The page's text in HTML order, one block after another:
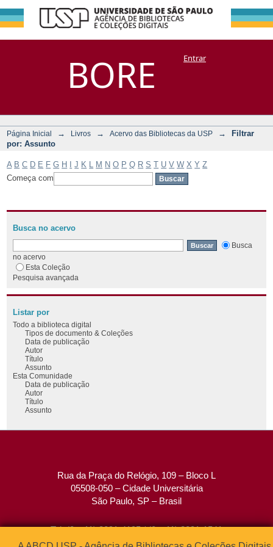
BORE
Filtrar por:
Assunto
DSpace/Manakin + CoriscoEntrar
Página Inicial → Livros → Acervo das Bibliotecas da USP →
Filtrar
por: Assunto
A B C D E F G H J K M N O P Q R S T U V W X Y Z
Começa com
Busca no acervo
Busca
no acervo
Esta Coleção
Pesquisa avançada
Listar por
Todo a biblioteca digital
Tipos de documento & Coleções
Data de publicação
Autor
Título
Assunto
Esta Comunidade
Data de publicação
Autor
Título
Assunto
Rua da Praça do Relógio, 109 – Bloco L
05508-050 – Cidade Universitária
São Paulo, SP – Brasil
Tel: (0xx11) 3091-4195 / (0xx11) 3091-1541
Fax: (0xx11) 3091-1567